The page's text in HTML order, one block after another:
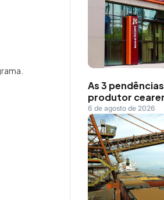
As 3
produtor
6 de agosto de 2026